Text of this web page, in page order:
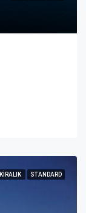
KIRALIK STANDARD